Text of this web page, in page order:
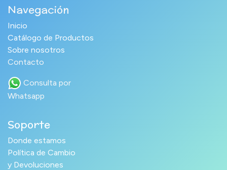
Navegación
Inicio
Catálogo de Productos
Sobre nosotros
Contacto
Consulta por
Whatsapp
Soporte
Donde estamos
Política de Cambio
y Devoluciones